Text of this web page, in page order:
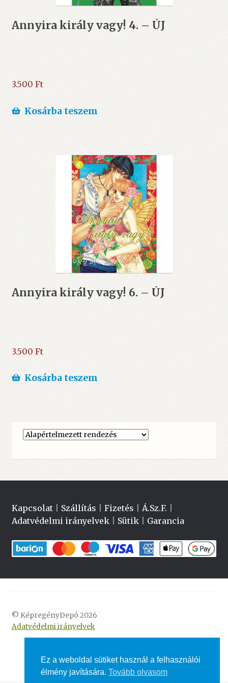
Annyira király vagy! 4. – ÚJ
3.500 Ft
Kosárba teszem
Annyira király vagy! 6. – ÚJ
3.500 Ft
Kosárba teszem
Kapcsolat| Szállítás Fizetés Á.Sz.F.
Adatvédelmi irányelvek| Sütik| Garancia
© KépregényDepó 2026
Adatvédelmi irányelvek
Ez a weboldal sütiket használ a felhasználói
élmény javítására. Tovább olvasom